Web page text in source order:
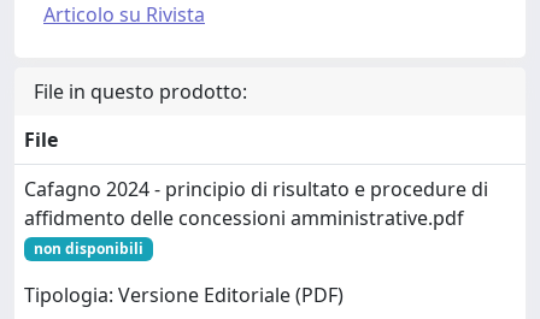
Articolo su Rivista
File in questo prodotto:
File
Cafagno 2024 - principio di risultato e procedure di
affidmento delle concessioni amministrative.pdf
non disponibili
Tipologia: Versione Editoriale (PDF)